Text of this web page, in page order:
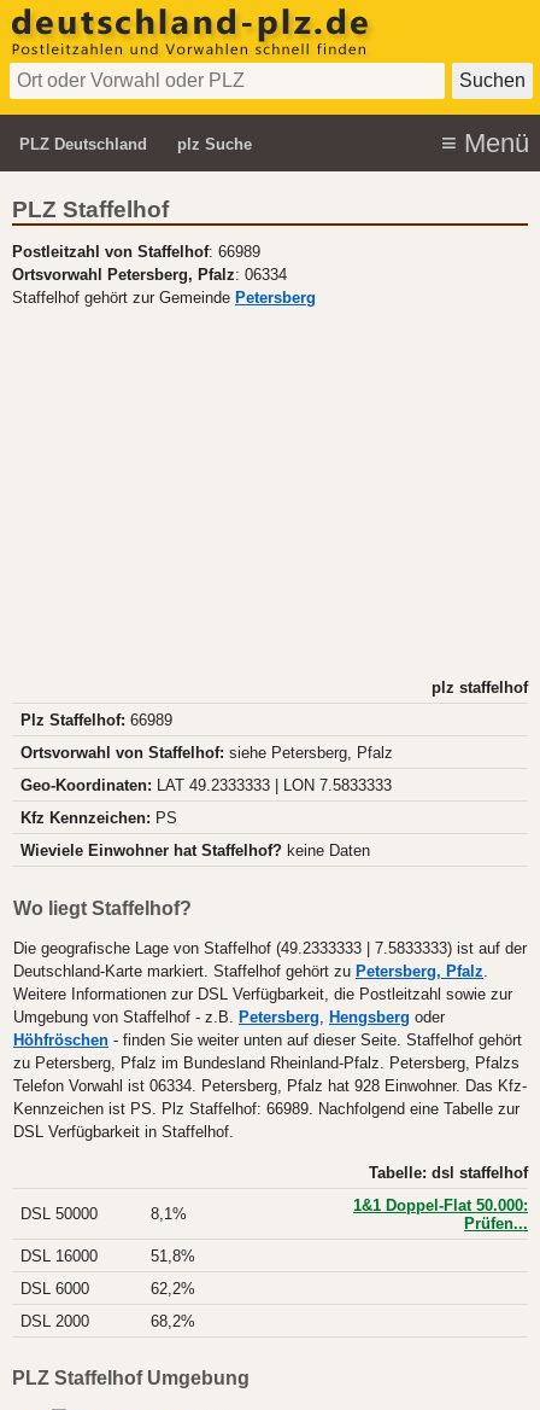
PLZ Deutschland plz Suche
PLZ Staffelhof
Postleitzahl von Staffelhof: 66989
Ortsvorwahl Petersberg, Pfalz: 06334
Staffelhof gehört zur Gemeinde Petersberg
plz staffelhof
Plz Staffelhof: 66989
Ortsvorwahl von Staffelhof: siehe Petersberg, Pfalz
Geo-Koordinaten: LAT 49.2333333 | LON 7.5833333
Kfz Kennzeichen: PS
Wieviele Einwohner hat Staffelhof? keine Daten
Wo liegt Staffelhof?
Die geografische Lage von Staffelhof (49.2333333 | 7.5833333) ist auf der
Deutschland-Karte markiert. Staffelhof gehört zu Petersberg, Pfalz.
Weitere Informationen zur DSL Verfügbarkeit, die Postleitzahl sowie zur
Umgebung von Staffelhof - z.B. Petersberg, Hengsberg oder
Höhfröschen - finden Sie weiter unten auf dieser Seite. Staffelhof gehört
zu Petersberg, Pfalz im Bundesland Rheinland-Pfalz. Petersberg, Pfalzs
Telefon Vorwahl ist 06334. Petersberg, Pfalz hat 928 Einwohner. Das Kfz-
Kennzeichen ist PS. Plz Staffelhof: 66989. Nachfolgend eine Tabelle zur
DSL Verfügbarkeit in Staffelhof.
Tabelle: dsl staffelhof
DSL 50000 8,1%
1&1 Doppel-Flat 50.000:
Prüfen...
DSL 16000
51,8%
DSL 6000
62,2%
DSL 2000
68,2%
PLZ Staffelhof Umgebung